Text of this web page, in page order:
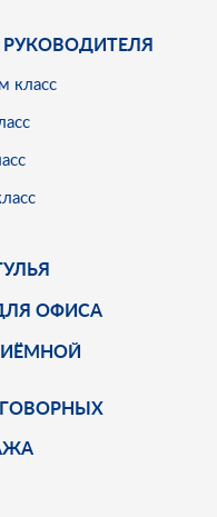
класс
ОФИСА